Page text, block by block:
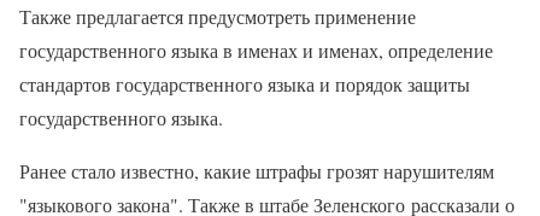
Также предлагается предусмотреть применение
государственного языка в именах и именах, определение
стандартов государственного языка и порядок защиты
государственного языка.
Ранее стало известно, какие штрафы грозят нарушителям
"языкового закона". Также в штабе Зеленского рассказали о